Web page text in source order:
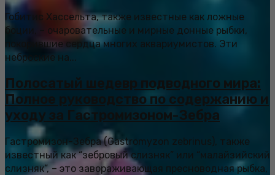
Гобитис Хассельта, также известные как ложные
боции, – очаровательные и мирные донные рыбки,
покорившие сердца многих аквариумистов. Эти
неброские на...
Полосатый шедевр подводного мира:
Полное руководство по содержанию и
уходу за Гастромизоном-Зебра
Гастромизон-Зебра (Gastromyzon zebrinus), также
известный как “зебровый слизняк” или “малайзийский
слизняк”, – это завораживающая пресноводная рыбка,